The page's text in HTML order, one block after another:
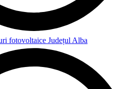
fotovoltaice Județul Alba